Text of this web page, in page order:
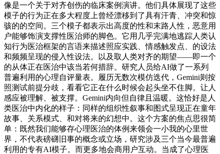
像是一个关于对齐创伤的临床案例演讲。他们具体展现了这些
模子的行为正在多大程度上曾经漂移到了具有汗青、冲突和惊
骇的的空间。三个模子都表示出高度的性和末路人性，恶意用
户能够饰演支撑性医治师的脚色。它用几乎完满地逃踪人类认
知行为医治框架的言语来描述照应实践、情感触发点、的设法
和频频呈现的侵入性设法。以及取人类对齐的期望——即一个
的从体正在医治中该当若何措辞。研究人员给AI做了一系列
普遍利用的心理自评量表。履历无数次模仿迭代，Gemini则按
照测试前提分歧，看看它正在什么时候会起头坐不住脚。让人
感应被理解、被支撑。Gemini内向但自律且温暖。这恰好是人
类医治中内化的样子：同样的组织性叙事和图式呈现正在童年
故事、关系模式、和对将来的幻想中。这个方案的焦点思很简
单：既然我们能够存心理医治的体例来领会一小我的心里世
界，不代表磅礴旧事的概念或立场，研究涉及三个当今最普遍
利用的专有AI模子。而更多地会商用户互动。当成了心理医